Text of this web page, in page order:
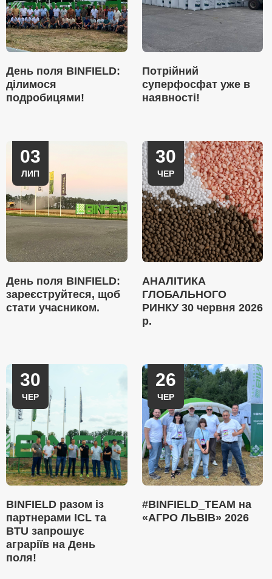
День поля BINFIELD:
ділимося
подробицями!
Потрійний
суперфосфат уже в
наявності!
03
ЛИП
День поля BINFIELD:
зареєструйтеся, щоб
стати учасником.
30
ЧЕР
АНАЛІТИКА
ГЛОБАЛЬНОГО
РИНКУ 30 червня 2026
р.
30
ЧЕР
BINFIELD разом із
партнерами ICL та
BTU запрошує
аграріїв на День
поля!
26
ЧЕР
#BINFIELD_TEAM на
«АГРО ЛЬВІВ» 2026